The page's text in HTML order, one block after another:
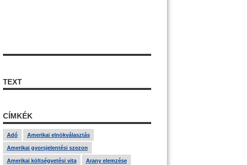
TEXT
CÍMKÉK
Adó Amerikai elnökválasztás
Amerikai gyorsjelentési szezon
Amerikai költségvetési vita Arany elemzése